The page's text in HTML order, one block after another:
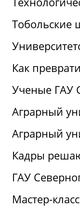
Тобольские
Как
Ученые ГАУ
Аграрный
Аграрный
Кадры
ГАУ
Мастер-